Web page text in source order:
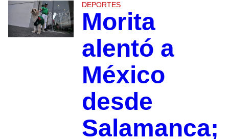
DEPORTES
Morita
alentó a
México
desde
Salamanca;